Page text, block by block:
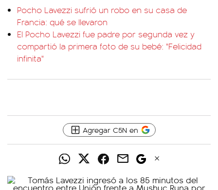
Pocho Lavezzi sufrió un robo en su casa de
Francia: qué se llevaron
El Pocho Lavezzi fue padre por segunda vez y
compartió la primera foto de su bebé: "Felicidad
infinita"
Agregar C5N en